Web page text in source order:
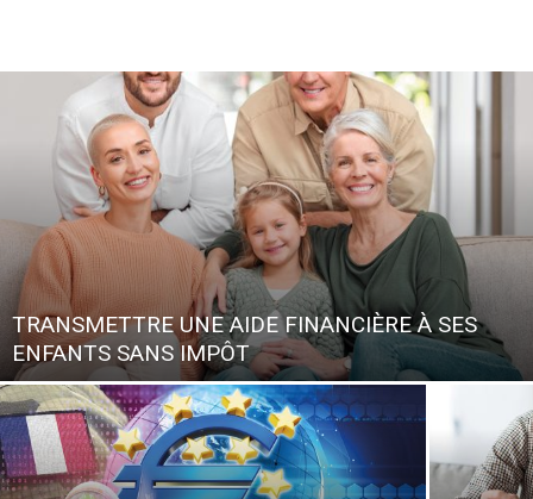
TRANSMETTRE UNE AIDE FINANCIÈRE À SES
ENFANTS SANS IMPÔT